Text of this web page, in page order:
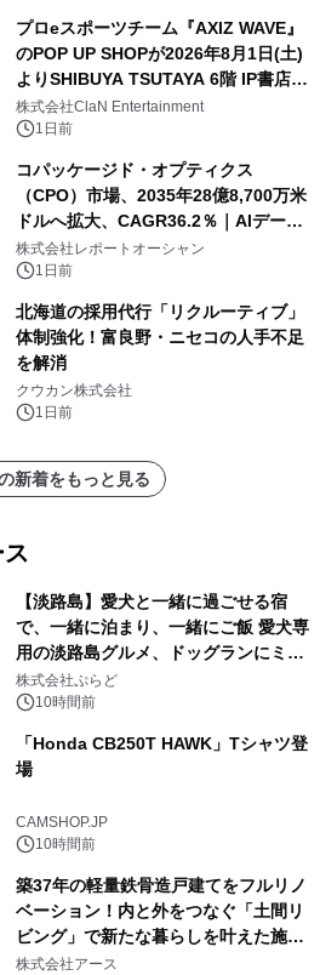
プロeスポーツチーム『AXIZ WAVE』
のPOP UP SHOPが2026年8月1日(土)
よりSHIBUYA TSUTAYA 6階 IP書店で
開催決定！！
株式会社ClaN Entertainment
1日前
コパッケージド・オプティクス
（CPO）市場、2035年28億8,700万米
ドルへ拡大、CAGR36.2％｜AIデータ
センター・高速光通信需要が成長を加
速
株式会社レポートオーシャン
1日前
北海道の採用代行「リクルーティブ」
体制強化！富良野・ニセコの人手不足
を解消
クウカン株式会社
1日前
新着をもっと見る
【淡路島】愛犬と一緒に過ごせる宿
で、一緒に泊まり、一緒にご飯 愛犬専
用の淡路島グルメ、ドッグランにミニ
プール グランピングとトレーラーハウ
スの2施設で
株式会社ぷらど
10時間前
「Honda CB250T HAWK」Tシャツ登
場
CAMSHOP.JP
10時間前
築37年の軽量鉄骨造戸建てをフルリノ
ベーション！内と外をつなぐ「土間リ
ビング」で新たな暮らしを叶えた施工
事例を株式会社アースが公開
株式会社アース